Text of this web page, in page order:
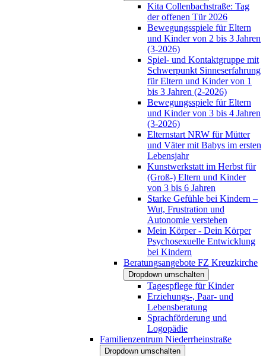
Kita Collenbachstraße: Tag
der offenen Tür 2026
Bewegungsspiele für Eltern
und Kinder von 2 bis 3 Jahren
(3-2026)
Spiel- und Kontaktgruppe mit
Schwerpunkt Sinneserfahrung
für Eltern und Kinder von 1
bis 3 Jahren (2-2026)
Bewegungsspiele für Eltern
und Kinder von 3 bis 4 Jahren
(3-2026)
Elternstart NRW für Mütter
und Väter mit Babys im ersten
Lebensjahr
Kunstwerkstatt im Herbst für
(Groß-) Eltern und Kinder
von 3 bis 6 Jahren
Starke Gefühle bei Kindern –
Wut, Frustration und
Autonomie verstehen
Mein Körper - Dein Körper
Psychosexuelle Entwicklung
bei Kindern
Beratungsangebote FZ Kreuzkirche
Dropdown umschalten
Tagespflege für Kinder
Erziehungs-, Paar- und
Lebensberatung
Sprachförderung und
Logopädie
Familienzentrum Niederrheinstraße
Dropdown umschalten